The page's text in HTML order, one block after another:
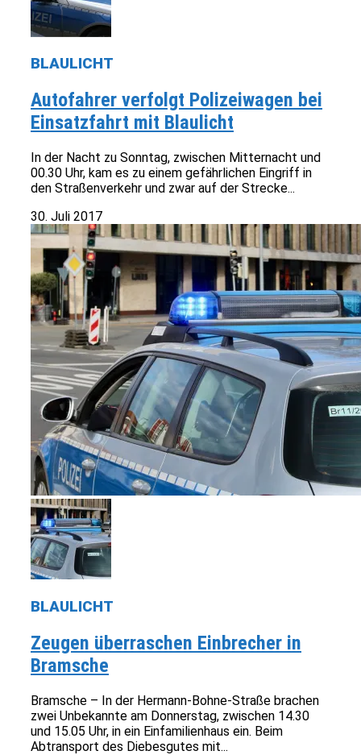
BLAULICHT
Autofahrer verfolgt Polizeiwagen bei
Einsatzfahrt mit Blaulicht
In der Nacht zu Sonntag, zwischen Mitternacht und
00.30 Uhr, kam es zu einem gefährlichen Eingriff in
den Straßenverkehr und zwar auf der Strecke...
30. Juli 2017
BLAULICHT
Zeugen überraschen Einbrecher in
Bramsche
Bramsche – In der Hermann-Bohne-Straße brachen
zwei Unbekannte am Donnerstag, zwischen 14.30
und 15.05 Uhr, in ein Einfamilienhaus ein. Beim
Abtransport des Diebesgutes mit...